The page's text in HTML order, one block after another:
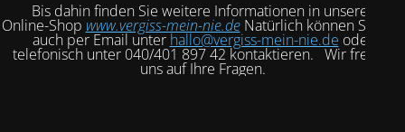
Bis dahin finden Sie weitere Informationen in unserem
Online-Shop www.vergiss-mein-nie.deNatürlich können Sie uns
auch per Email unter hallo@vergiss-mein-nie.de oder
telefonisch unter 040/401 897 42 kontaktieren. Wir freuen
uns auf Ihre Fragen.